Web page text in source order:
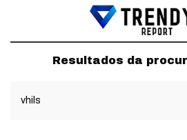
Resultados da